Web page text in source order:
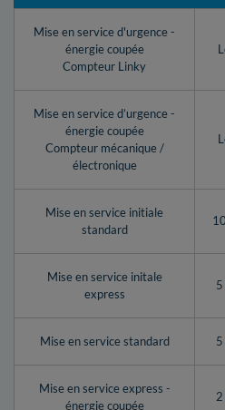
Mise en service d'urgence -
énergie coupée
Compteur Linky
Mise en service d’urgence -
énergie coupée
Compteur mécanique /
électronique
Mise en service initiale
standard
Mise en service initale
express
Mise en service standard
Mise en service express -
énergie coupée